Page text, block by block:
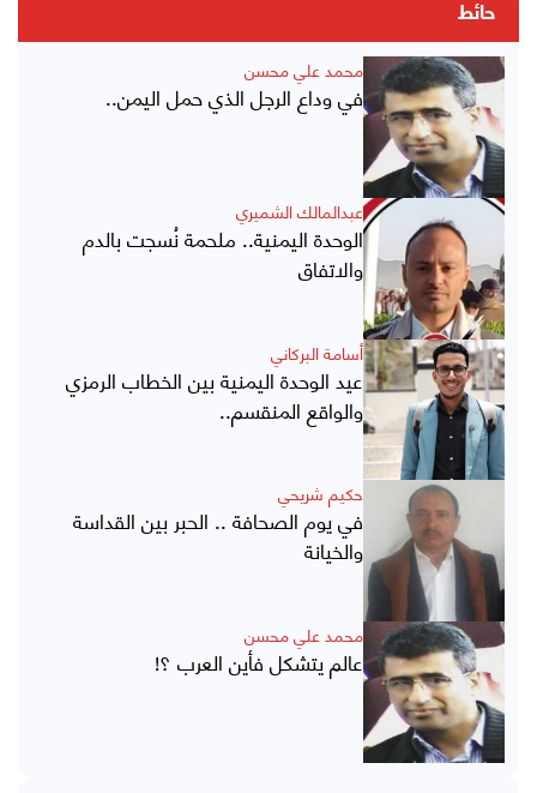
حائط
محمد علي محسن
في وداع الرجل الذي حمل اليمن..
عبدالمالك الشميري
الوحدة اليمنية.. ملحمة نُسجت بالدم
والاتفاق
أسامة البركاني
عيد الوحدة اليمنية بين الخطاب الرمزي
والواقع المنقسم..
حكيم شريحي
في يوم الصحافة .. الحبر بين القداسة
والخيانة
محمد علي محسن
عالم يتشكل فأين العرب ؟!